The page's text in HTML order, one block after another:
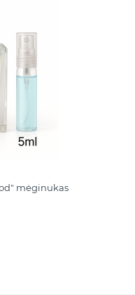
mėginukas